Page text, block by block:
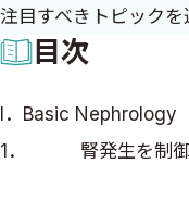
注目すべきトピック
目次
I．Basic Nephrology
1．
腎発生を制